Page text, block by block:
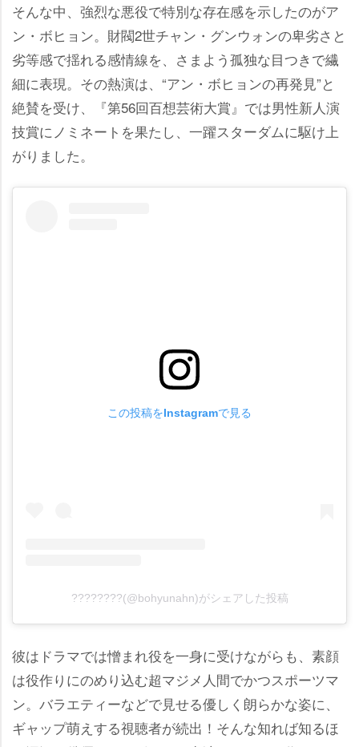
そんな中、強烈な悪役で特別な存在感を示したのがア
ン・ボヒョン。財閥2世チャン・グンウォンの卑劣さと
劣等感で揺れる感情線を、さまよう孤独な目つきで繊
細に表現。その熱演は、“アン・ボヒョンの再発見”と
絶賛を受け、『第56回百想芸術大賞』では男性新人演
技賞にノミネートを果たし、一躍スターダムに駆け上
がりました。
この投稿をInstagramで見る
????????(@bohyunahn)がシェアした投稿
彼はドラマでは憎まれ役を一身に受けながらも、素顔
は役作りにのめり込む超マジメ人間でかつスポーツマ
ン。バラエティーなどで見せる優しく朗らかな姿に、
ギャップ萌えする視聴者が続出！そんな知れば知るほ